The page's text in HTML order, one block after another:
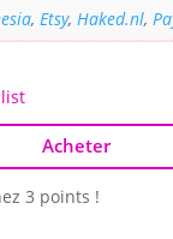
, Etsy, Haked.nl,
Acheter
3 points !